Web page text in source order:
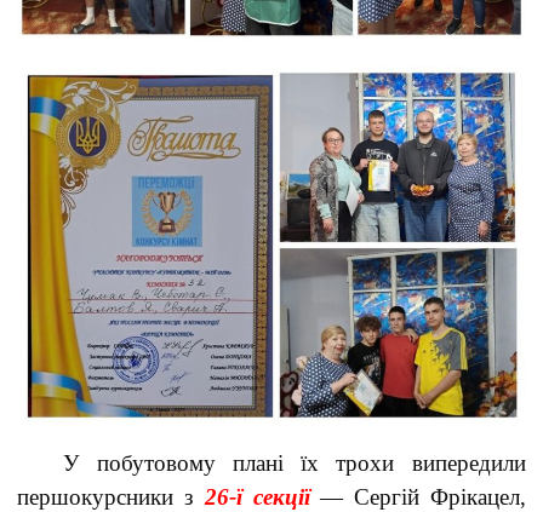
У побутовому плані їх трохи випередили
першокурсники з 26-ї секції— Сергій Фрікацел,